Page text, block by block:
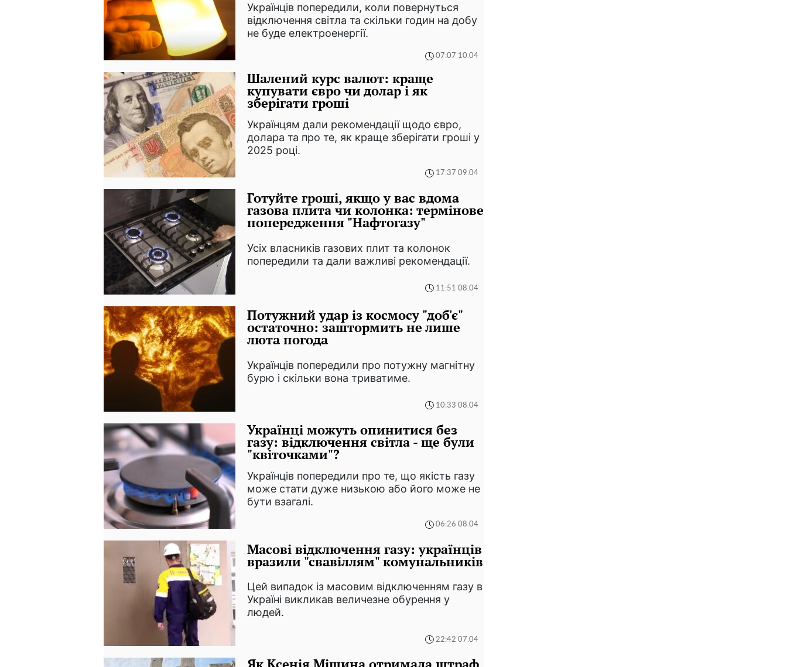
Українців попередили, коли повернуться
відключення світла та скільки годин на добу
не буде електроенергії.
07:07 10.04
Шалений курс валют: краще
купувати євро чи долар і як
зберігати гроші
Українцям дали рекомендації щодо євро,
долара та про те, як краще зберігати гроші у
2025 році.
17:37 09.04
Готуйте гроші, якщо у вас вдома
газова плита чи колонка: термінове
попередження "Нафтогазу"
Усіх власників газових плит та колонок
попередили та дали важливі рекомендації.
11:51 08.04
Потужний удар із космосу "доб'є"
остаточно: заштормить не лише
люта погода
Українців попередили про потужну магнітну
бурю і скільки вона триватиме.
10:33 08.04
Українці можуть опинитися без
газу: відключення світла - ще були
"квіточками"?
Українців попередили про те, що якість газу
може стати дуже низькою або його може не
бути взагалі.
06:26 08.04
Масові відключення газу: українців
вразили "свавіллям" комунальників
Цей випадок із масовим відключенням газу в
Україні викликав величезне обурення у
людей.
22:42 07.04